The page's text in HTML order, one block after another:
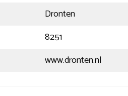
Dronten
8251
www.dronten.nl